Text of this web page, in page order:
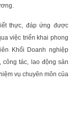
thực, đáp ứng được
việc triển khai phong
Khối Doanh nghiệp
tác, lao động sản
vụ chuyên môn của